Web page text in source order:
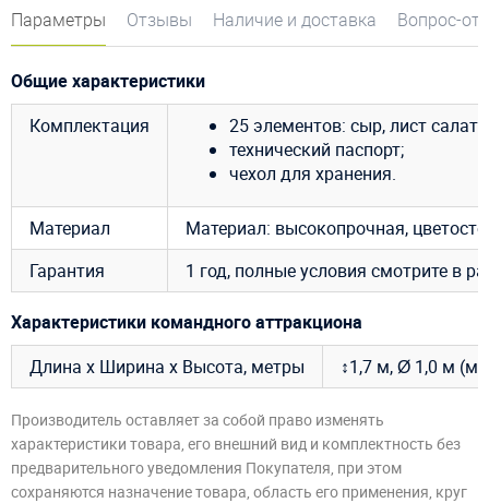
Параметры Отзывы Наличие и доставка Вопрос-
Общие характеристики
Комплектация
25 элементов: сыр, лист
технический паспорт;
чехол для хранения.
Материал
Материал: высокопрочная,
Гарантия
1 год, полные условия смотрите в
Характеристики командного аттракциона
Длина х Ширина х Высота, метры
↕1,7 м, Ø 1,0 м
Производитель оставляет за собой право изменять
характеристики товара, его внешний вид и комплектность без
предварительного уведомления Покупателя, при этом
сохраняются назначение товара, область его применения, круг